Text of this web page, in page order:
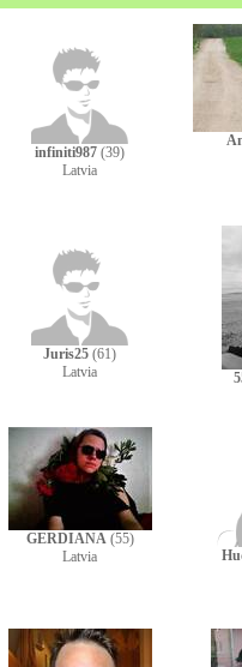
infiniti987 (39)
Latvia
Juris25 (61)
Latvia
GERDIANA (55)
Latvia